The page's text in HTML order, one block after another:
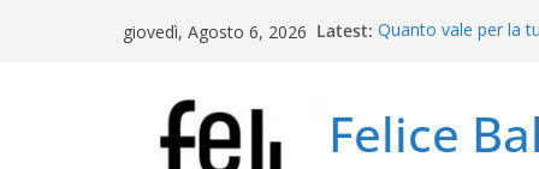
giovedì, Agosto 6, 2026 Latest: Quanto vale per la
Rimettere in
Campania
Felice